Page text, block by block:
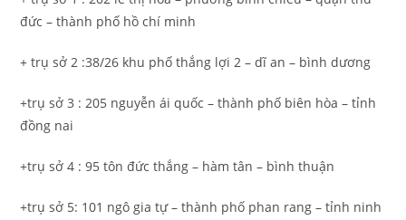
đức – thành phố hồ chí minh
+ trụ sở 2 :38/26 khu phố thắng lợi 2 – dĩ an – bình dương
+trụ sở 3 : 205 nguyễn ái quốc – thành phố biên hòa – tỉnh
đồng nai
+trụ sở 4 : 95 tôn đức thắng – hàm tân – bình thuận
+trụ sở 5: 101 ngô gia tự – thành phố phan rang – tỉnh ninh